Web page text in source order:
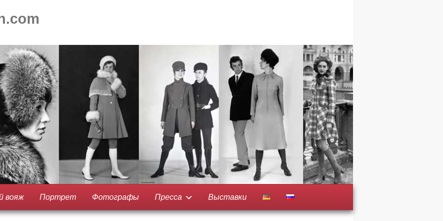
вояж Портрет Фотографы Пресса Выставки